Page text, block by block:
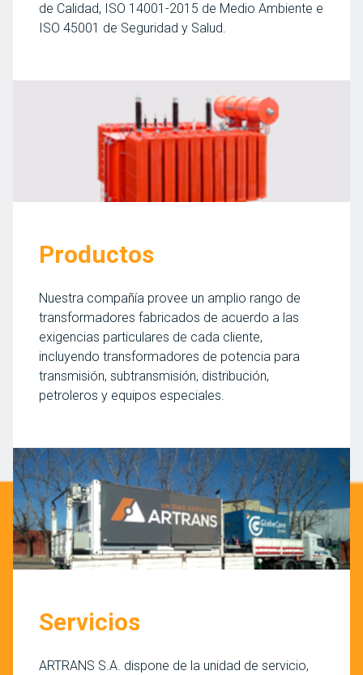
de Calidad, ISO 14001-2015 de Medio Ambiente e
ISO 45001 de Seguridad y Salud.
Productos
Nuestra compañía provee un amplio rango de
transformadores fabricados de acuerdo a las
exigencias particulares de cada cliente,
incluyendo transformadores de potencia para
transmisión, subtransmisión, distribución,
petroleros y equipos especiales.
Servicios
ARTRANS S.A. dispone de la unidad de servicio,